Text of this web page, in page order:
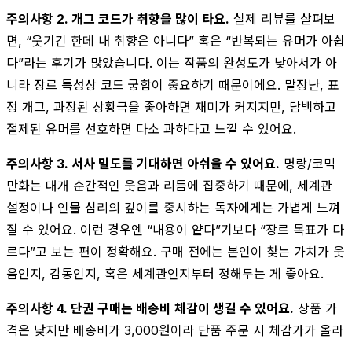
주의사항 2. 개그 코드가 취향을 많이 타요. 실제 리뷰를 살펴보
면, “웃기긴 한데 내 취향은 아니다” 혹은 “반복되는 유머가 아쉽
다”라는 후기가 많았습니다. 이는 작품의 완성도가 낮아서가 아
니라 장르 특성상 코드 궁합이 중요하기 때문이에요. 말장난, 표
정 개그, 과장된 상황극을 좋아하면 재미가 커지지만, 담백하고
절제된 유머를 선호하면 다소 과하다고 느낄 수 있어요.
주의사항 3. 서사 밀도를 기대하면 아쉬울 수 있어요. 명랑/코믹
만화는 대개 순간적인 웃음과 리듬에 집중하기 때문에, 세계관
설정이나 인물 심리의 깊이를 중시하는 독자에게는 가볍게 느껴
질 수 있어요. 이런 경우엔 “내용이 얕다”기보다 “장르 목표가 다
르다”고 보는 편이 정확해요. 구매 전에는 본인이 찾는 가치가 웃
음인지, 감동인지, 혹은 세계관인지부터 정해두는 게 좋아요.
주의사항 4. 단권 구매는 배송비 체감이 생길 수 있어요. 상품 가
격은 낮지만 배송비가 3,000원이라 단품 주문 시 체감가가 올라